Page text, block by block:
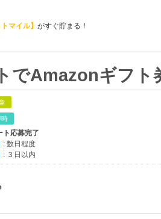
トマイル】 がすぐ貯まる！
でAmazonギフト
時
ト応募完了
: 数日程度
: ３日以内